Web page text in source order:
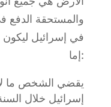
والمستحقة الدفع
في إسرائيل ليكون
إما:
إسرائيل خلال